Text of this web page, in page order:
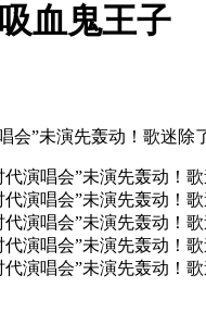
血鬼王子
会”未演先轰动！歌迷
演唱会”未演先轰动！
演唱会”未演先轰动！
演唱会”未演先轰动！
演唱会”未演先轰动！
演唱会”未演先轰动！